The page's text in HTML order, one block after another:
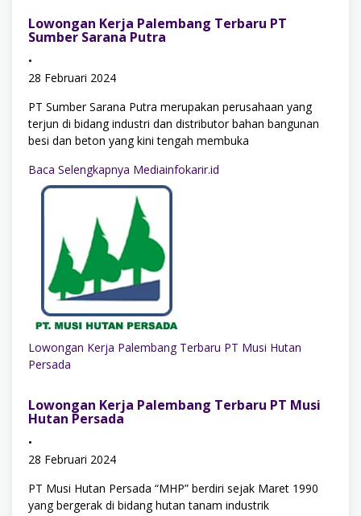
Lowongan Kerja Palembang Terbaru PT
Sumber Sarana Putra
•
28 Februari 2024
PT Sumber Sarana Putra merupakan perusahaan yang
terjun di bidang industri dan distributor bahan bangunan
besi dan beton yang kini tengah membuka
Baca Selengkapnya Mediainfokarir.id
Lowongan Kerja Palembang Terbaru PT Musi Hutan
Persada
Lowongan Kerja Palembang Terbaru PT Musi
Hutan Persada
•
28 Februari 2024
PT Musi Hutan Persada “MHP” berdiri sejak Maret 1990
yang bergerak di bidang hutan tanam industrik